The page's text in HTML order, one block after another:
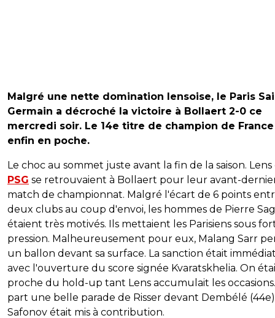
Malgré une nette domination lensoise, le Paris
Germain a décroché la victoire à Bollaert 2-0 ce
mercredi soir. Le 14e titre de champion de
enfin en poche.
Le choc au sommet juste avant la fin de la saison.
PSG se retrouvaient à Bollaert pour leur avant-
match de championnat. Malgré l'écart de 6 points
deux clubs au coup d'envoi, les hommes de Pierre
étaient très motivés. Ils mettaient les Parisiens sous
pression. Malheureusement pour eux, Malang Sarr
un ballon devant sa surface. La sanction était
avec l'ouverture du score signée Kvaratskhelia. On
proche du hold-up tant Lens accumulait les
part une belle parade de Risser devant Dembélé
Safonov était mis à contribution.